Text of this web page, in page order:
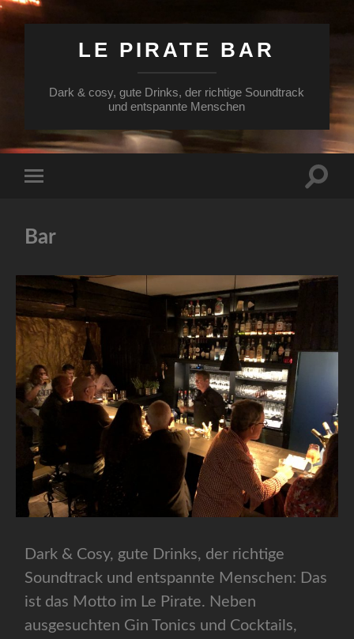
LE PIRATE BAR
Dark & cosy, gute Drinks, der richtige Soundtrack
und entspannte Menschen
Bar
Dark & Cosy, gute Drinks, der richtige
Soundtrack und entspannte Menschen: Das
ist das Motto im Le Pirate. Neben
ausgesuchten Gin Tonics und Cocktails,